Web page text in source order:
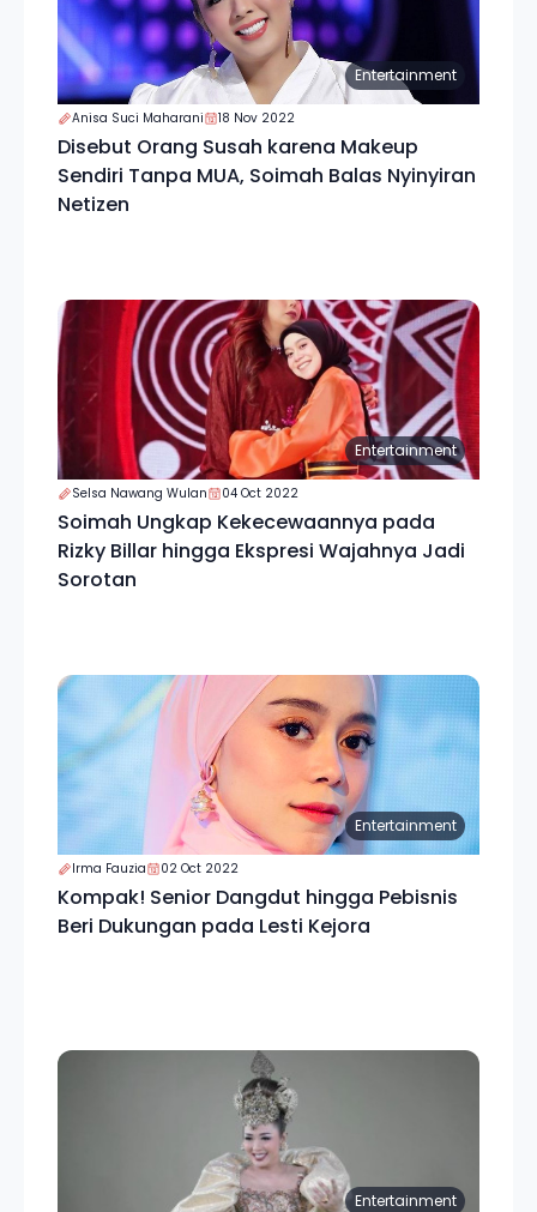
Entertainment
Anisa Suci Maharani 18 Nov 2022
Disebut Orang Susah karena Makeup
Sendiri Tanpa MUA, Soimah Balas Nyinyiran
Netizen
Entertainment
Selsa Nawang Wulan 04 Oct 2022
Soimah Ungkap Kekecewaannya pada
Rizky Billar hingga Ekspresi Wajahnya Jadi
Sorotan
Entertainment
Irma Fauzia 02 Oct 2022
Kompak! Senior Dangdut hingga Pebisnis
Beri Dukungan pada Lesti Kejora
Entertainment